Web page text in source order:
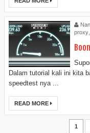
proxy
Dalam tutorial kali ini kita
speedtest nya ...
READ MORE
1